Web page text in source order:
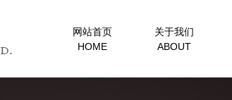
网站首页
HOME
关于我们
ABOUT